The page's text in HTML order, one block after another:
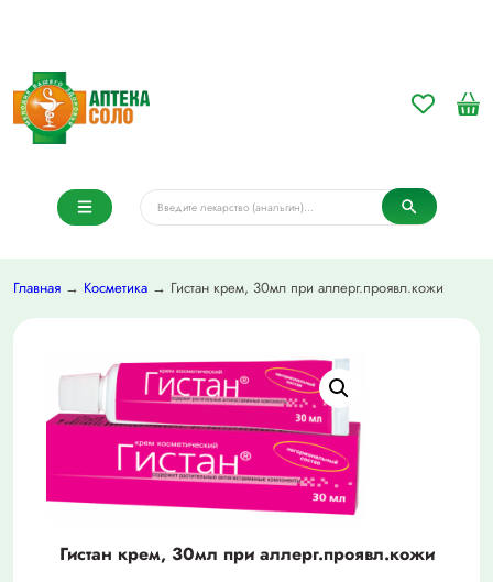
Главная → Косметика → Гистан крем, 30мл при аллерг.проявл.кожи
Гистан крем, 30мл при аллерг.проявл.кожи